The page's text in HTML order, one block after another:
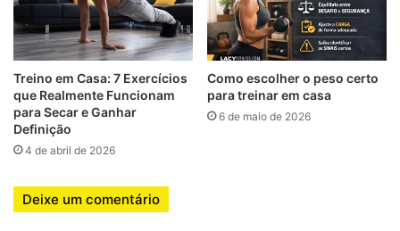
Descida (fase excêntrica)
Inicie levando o quadril para trás (como se fosse
sentar)
Joelhos acompanham a direção dos pés
Coluna neutra (sem arredondar)
Profundidade
Se não tiver mobilidade, desça até onde mantém
controle
Treino em Casa: 7 Exercícios
que Realmente Funcionam
para Secar e Ganhar
Definição
4 de abril de 2026
Como escolher o peso certo
para treinar em casa
6 de maio de 2026
Deixe um comentário